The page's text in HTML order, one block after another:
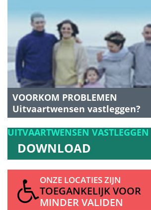
VOORKOM PROBLEMEN
Uitvaartwensen vastleggen?
UITVAARTWENSEN VASTLEGGEN
DOWNLOAD
ONZE LOCATIES ZIJN
TOEGANKELIJK VOOR
MINDER VALIDEN